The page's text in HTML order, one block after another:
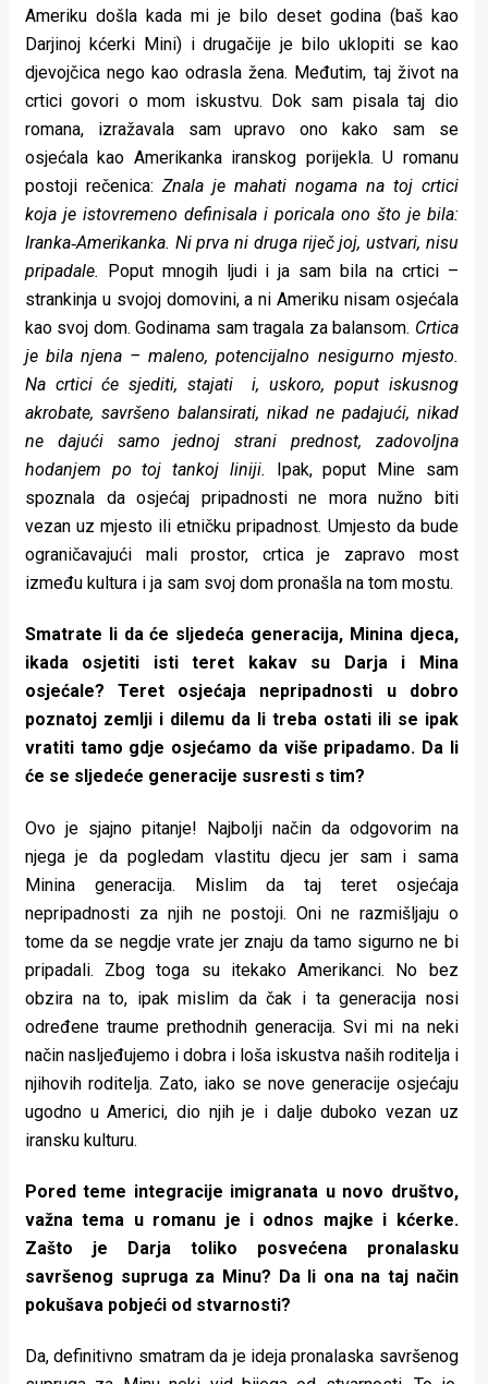
Ameriku došla kada mi je bilo deset godina (baš kao
Darjinoj kćerki Mini) i drugačije je bilo uklopiti se kao
djevojčica nego kao odrasla žena. Međutim, taj život na
crtici govori o mom iskustvu. Dok sam pisala taj dio
romana, izražavala sam upravo ono kako sam se
osjećala kao Amerikanka iranskog porijekla. U romanu
postoji rečenica: Znala je mahati nogama na toj crtici
koja je istovremeno definisala i poricala ono što je bila:
Iranka‑Amerikanka. Ni prva ni druga riječ joj, ustvari, nisu
pripadale. Poput mnogih ljudi i ja sam bila na crtici –
strankinja u svojoj domovini, a ni Ameriku nisam osjećala
kao svoj dom. Godinama sam tragala za balansom. Crtica
je bila njena – maleno, potencijalno nesigurno mjesto.
Na crtici će sjediti, stajati i, uskoro, poput iskusnog
akrobate, savršeno balansirati, nikad ne padajući, nikad
ne dajući samo jednoj strani prednost, zadovoljna
hodanjem po toj tankoj liniji. Ipak, poput Mine sam
spoznala da osjećaj pripadnosti ne mora nužno biti
vezan uz mjesto ili etničku pripadnost. Umjesto da bude
ograničavajući mali prostor, crtica je zapravo most
između kultura i ja sam svoj dom pronašla na tom mostu.
Smatrate li da će sljedeća generacija, Minina djeca,
ikada osjetiti isti teret kakav su Darja i Mina
osjećale? Teret osjećaja nepripadnosti u dobro
poznatoj zemlji i dilemu da li treba ostati ili se ipak
vratiti tamo gdje osjećamo da više pripadamo. Da li
će se sljedeće generacije susresti s tim?
Ovo je sjajno pitanje! Najbolji način da odgovorim na
njega je da pogledam vlastitu djecu jer sam i sama
Minina generacija. Mislim da taj teret osjećaja
nepripadnosti za njih ne postoji. Oni ne razmišljaju o
tome da se negdje vrate jer znaju da tamo sigurno ne bi
pripadali. Zbog toga su itekako Amerikanci. No bez
obzira na to, ipak mislim da čak i ta generacija nosi
određene traume prethodnih generacija. Svi mi na neki
način nasljeđujemo i dobra i loša iskustva naših roditelja i
njihovih roditelja. Zato, iako se nove generacije osjećaju
ugodno u Americi, dio njih je i dalje duboko vezan uz
iransku kulturu.
Pored teme integracije imigranata u novo društvo,
važna tema u romanu je i odnos majke i kćerke.
Zašto je Darja toliko posvećena pronalasku
savršenog supruga za Minu? Da li ona na taj način
pokušava pobjeći od stvarnosti?
Da, definitivno smatram da je ideja pronalaska savršenog